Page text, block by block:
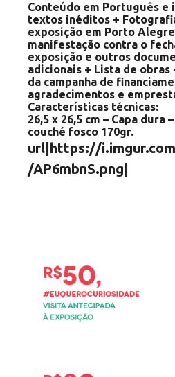
Conteúdo em Português e
textos inéditos +
exposição em Porto
manifestação contra o
exposição e outros
adicionais + Lista de
da campanha de
agradecimentos e
Características técnicas:
26,5 x 26,5 cm – Capa dura
couché fosco 170gr.